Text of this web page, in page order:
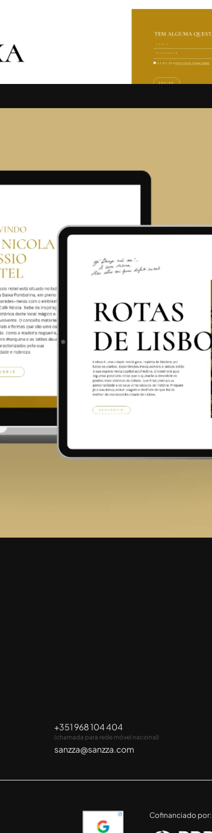
+351 968 104 404
(chamada para rede móvel nacional)
sanzza@sanzza.com
Cofinanciado por: